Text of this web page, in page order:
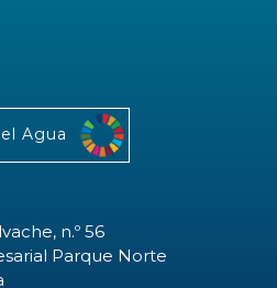
Agua
n.º 56
Parque Norte